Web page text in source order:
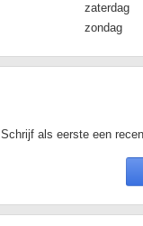
zaterdag
zondag
Schrijf als eerste een